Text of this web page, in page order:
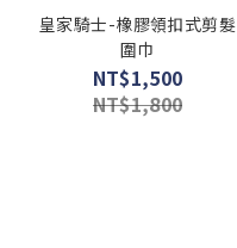
皇家騎士-橡膠領扣式剪髮
圍巾
NT$1,500
NT$1,800